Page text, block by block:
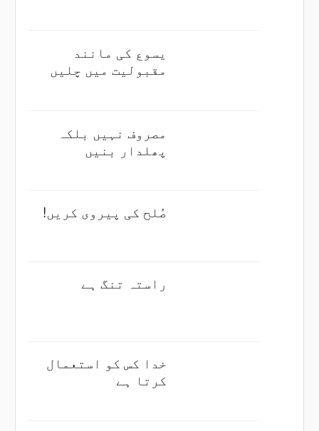
یسوع کی مانند
مقبولیت میں چلیں
مصروف نہیں بلکہ
پھلدار بنیں
صُلح کی پیروی کریں!
راستہ تنگ ہے
خدا کس کو استعمال
کرتا ہے